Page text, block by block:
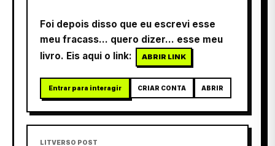
Foi depois disso que eu escrevi esse
meu fracass... quero dizer... esse meu
livro. Eis aqui o link:
ABRIR LINK
Entrar para interagir CRIAR CONTA ABRIR
LITVERSO POST